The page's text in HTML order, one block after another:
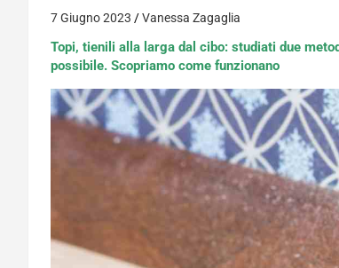
7 Giugno 2023 Vanessa Zagaglia
Topi, tienili alla larga dal cibo: studiati due
possibile. Scopriamo come funzionano